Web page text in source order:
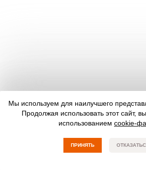
Мы используем для наилучшего
Продолжая использовать этот сайт,
использованием cookie-
ПРИНЯТЬ